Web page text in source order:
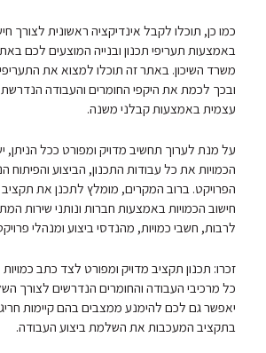
כמו כן, תוכלו לקבל אינדיקציה ראשונית לצורך
באמצעות תעריפי תכנון ובנייה המוצעים לכם
משרד השיכון. באתר זה תוכלו למצוא את
ובכך לכמת את היקפי החומרים והעבודה
עצמית באמצעות קבלני משנה.
על מנת לערוך תחשיב מדויק ומפורט ככל הניתן,
הכמויות את כל עבודות התכנון, הביצוע
הפרויקט. ברוב המקרים, מומלץ לתכנן את תקציב
חישוב הכמויות באמצעות חברות ונותני שירות
לרבות, חשבי כמויות, מהנדסי ביצוע ומנהלי
זכרו: תכנון תקציב מדויק ומפורט לצד כתב
כל מרכיבי העבודה והחומרים הנדרשים לצורך
יאפשר גם לכם להימנע ממצבים בהם קיימות
בתקציב המעכבות את השלמת ביצוע העבודה.